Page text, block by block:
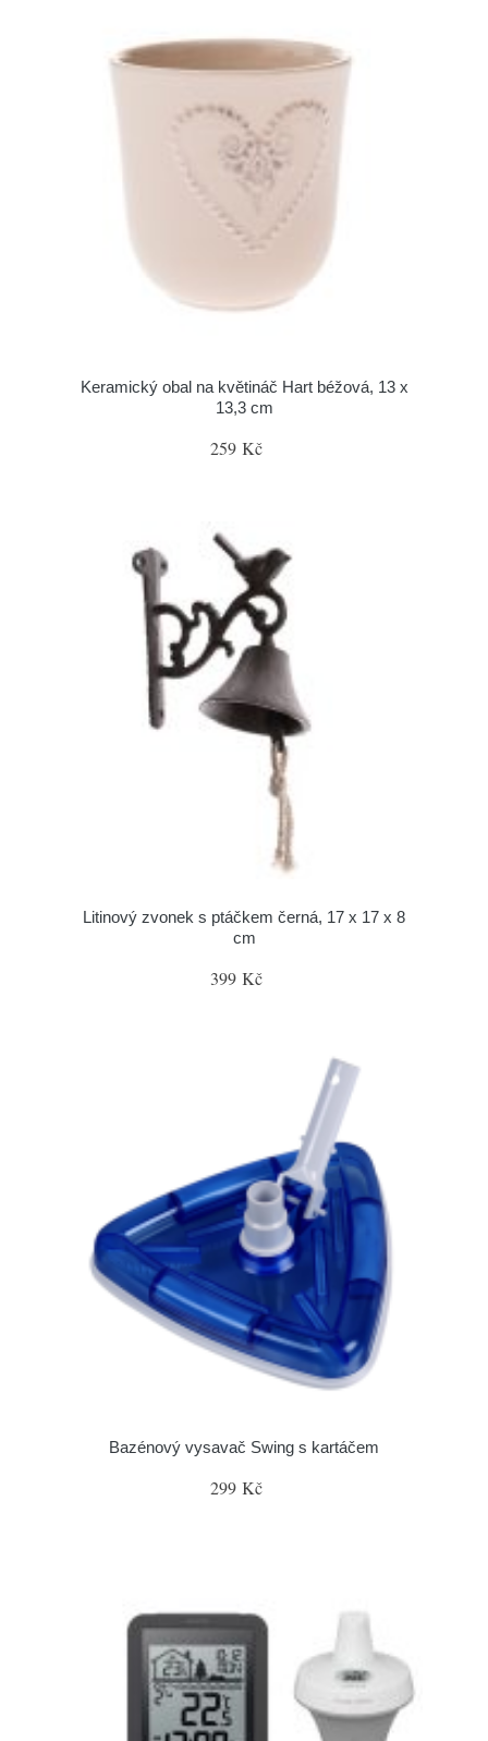
Keramický obal na květináč Hart béžová, 13 x
13,3 cm
259 Kč
Litinový zvonek s ptáčkem černá, 17 x 17 x 8
cm
399 Kč
Bazénový vysavač Swing s kartáčem
299 Kč